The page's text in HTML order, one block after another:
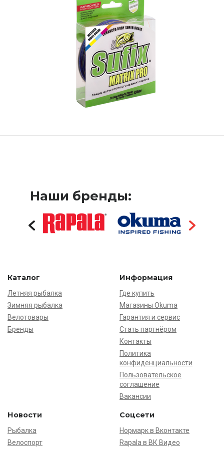
Наши бренды:
Каталог
Летняя рыбалка
Зимняя рыбалка
Велотовары
Бренды
Информация
Где купить
Магазины Okuma
Гарантия и сервис
Стать партнёром
Контакты
Политика
конфиденциальности
Пользовательское
соглашение
Вакансии
Новости
Рыбалка
Велоспорт
Соцсети
Нормарк в Вконтакте
Rapala в ВК Видео